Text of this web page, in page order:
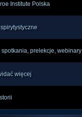
Institute Polska
spirytystyczne
spotkania, prelekcje, webinary
więcej